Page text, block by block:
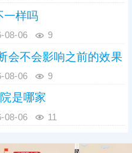
一样吗
08-06 9
会不会影响之前的效果
08-06 9
是哪家
08-06 11